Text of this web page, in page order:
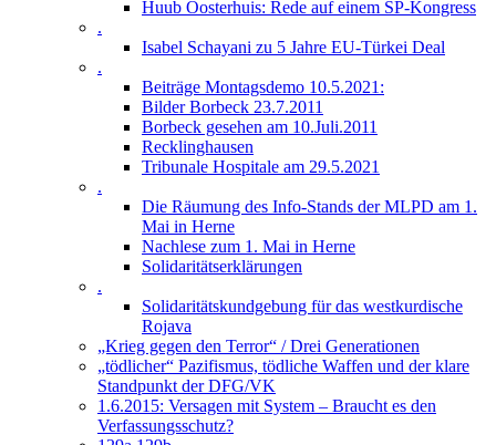
Huub Oosterhuis: Rede auf einem SP-Kongress
.
Isabel Schayani zu 5 Jahre EU-Türkei Deal
.
Beiträge Montagsdemo 10.5.2021:
Bilder Borbeck 23.7.2011
Borbeck gesehen am 10.Juli.2011
Recklinghausen
Tribunale Hospitale am 29.5.2021
.
Die Räumung des Info-Stands der MLPD am 1.
Mai in Herne
Nachlese zum 1. Mai in Herne
Solidaritätserklärungen
.
Solidaritätskundgebung für das westkurdische
Rojava
„Krieg gegen den Terror“ / Drei Generationen
„tödlicher“ Pazifismus, tödliche Waffen und der klare
Standpunkt der DFG/VK
1.6.2015: Versagen mit System – Braucht es den
Verfassungsschutz?